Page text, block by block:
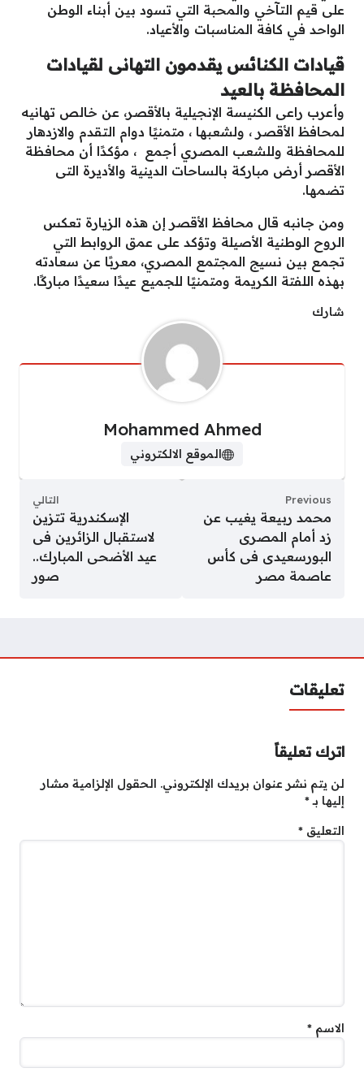
على قيم التآخي والمحبة التي تسود بين أبناء الوطن
الواحد في كافة المناسبات والأعياد.
قيادات الكنائس يقدمون التهانى لقيادات
المحافظة بالعيد
وأعرب راعى الكنيسة الإنجيلية بالأقصر، عن خالص تهانيه
لمحافظ الأقصر ، ولشعبها ، متمنيًا دوام التقدم والازدهار
للمحافظة وللشعب المصري أجمع ، مؤكدًا أن محافظة
الأقصر أرض مباركة بالساحات الدينية والأديرة التى
تضمها.
ومن جانبه قال محافظ الأقصر إن هذه الزيارة تعكس
الروح الوطنية الأصيلة وتؤكد على عمق الروابط التي
تجمع بين نسيج المجتمع المصري، معربًا عن سعادته
بهذه اللفتة الكريمة ومتمنيًا للجميع عيدًا سعيدًا مباركًا.
شارك
Mohammed Ahmed
الموقع الالكتروني
Previous
محمد ربيعة يغيب عن
زد أمام المصرى
البورسعيدى فى كأس
عاصمة مصر
التالي
الإسكندرية تتزين
لاستقبال الزائرين فى
عيد الأضحى المبارك..
صور
تعليقات
اترك تعليقاً
لن يتم نشر عنوان بريدك الإلكتروني. الحقول الإلزامية مشار
إليها بـ*
التعليق *
الاسم *